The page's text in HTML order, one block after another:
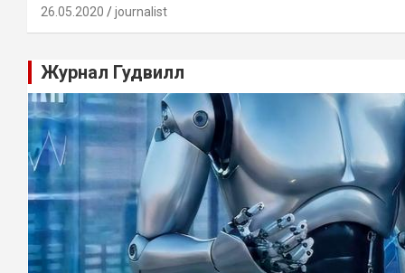
26.05.2020 journalist
Журнал Гудвилл